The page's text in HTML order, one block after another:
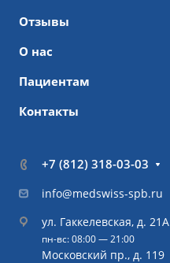
Отзывы
О нас
Пациентам
Контакты
+7 (812) 318-03-03
info@medswiss-spb.ru
ул. Гаккелевская, д. 21А
пн-вс: 08:00 — 21:00
Московский пр., д. 119